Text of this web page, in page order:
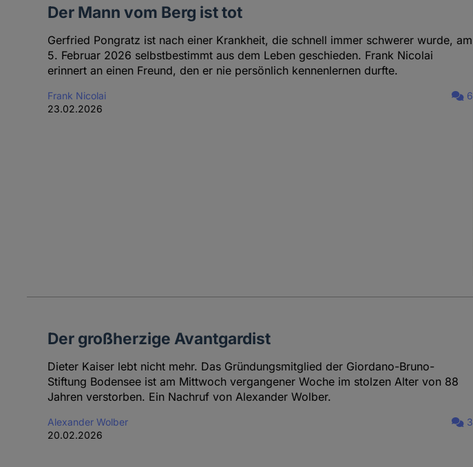
Der Mann vom Berg ist tot
Gerfried Pongratz ist nach einer Krankheit, die schnell immer schwerer wurde, am
5. Februar 2026 selbstbestimmt aus dem Leben geschieden. Frank Nicolai
erinnert an einen Freund, den er nie persönlich kennenlernen durfte.
Frank Nicolai
23.02.2026
6
Der großherzige Avantgardist
Dieter Kaiser lebt nicht mehr. Das Gründungsmitglied der Giordano-Bruno-
Stiftung Bodensee ist am Mittwoch vergangener Woche im stolzen Alter von 88
Jahren verstorben. Ein Nachruf von Alexander Wolber.
Alexander Wolber
20.02.2026
3